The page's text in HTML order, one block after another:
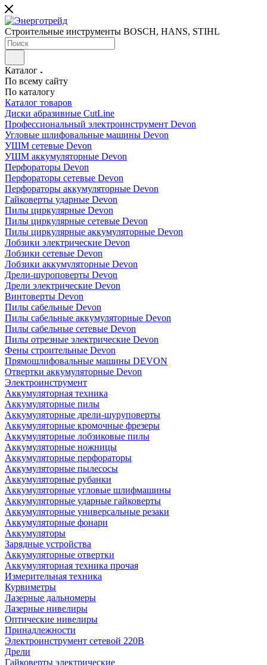
Строительные инструменты BOSCH, HANS, STIHL
Каталог
По всему сайту
По каталогу
Каталог товаров
Диски абразивные CutLine
Профессиональный электроинструмент Devon
Угловые шлифовальные машины Devon
УШМ сетевые Devon
УШМ аккумуляторные Devon
Перфораторы Devon
Перфораторы сетевые Devon
Перфораторы аккумуляторные Devon
Гайковерты ударные Devon
Пилы циркулярные Devon
Пилы циркулярные сетевые Devon
Пилы циркулярные аккумуляторные Devon
Лобзики электрические Devon
Лобзики сетевые Devon
Лобзики аккумуляторные Devon
Дрели-шуроповерты Devon
Дрели электрические Devon
Винтоверты Devon
Пилы сабельные Devon
Пилы сабельные аккумуляторные Devon
Пилы сабельные сетевые Devon
Пилы отрезные электрические Devon
Фены строительные Devon
Прямошлифовальные машины DEVON
Отвертки аккумуляторные Devon
Электроинструмент
Аккумуляторная техника
Аккумуляторные пилы
Аккумуляторные дрели-шуруповерты
Аккумуляторные кромочные фрезеры
Аккумуляторные лобзиковые пилы
Аккумуляторные ножницы
Аккумуляторные перфораторы
Аккумуляторные пылесосы
Аккумуляторные рубанки
Аккумуляторные угловые шлифмашины
Аккумуляторные ударные гайковерты
Аккумуляторные универсальные резаки
Аккумуляторные фонари
Аккумуляторы
Зарядные устройства
Аккумуляторные отвертки
Аккумуляторная техника прочая
Измерительная техника
Курвиметры
Лазерные дальномеры
Лазерные нивелиры
Оптические нивелиры
Принадлежности
Электроинструмент сетевой 220В
Дрели
Гайковерты электрические